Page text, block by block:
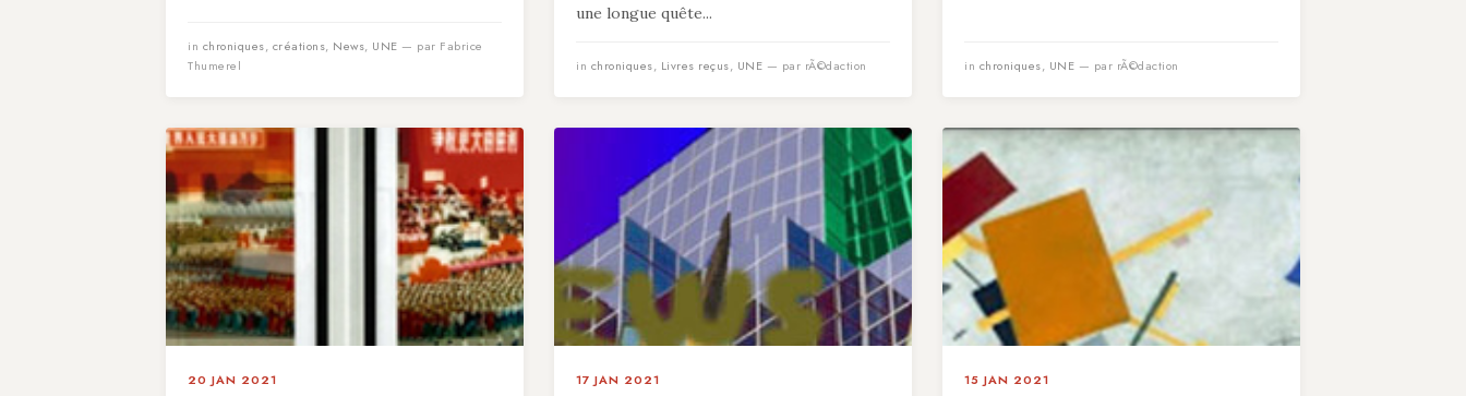
in chroniques, créations, News, UNE — par Fabrice
Thumerel
une longue quête...
in chroniques, Livres reçus, UNE — par rÃ©daction in chroniques, UNE — par rÃ©daction
20 JAN 2021 17 JAN 2021 15 JAN 2021